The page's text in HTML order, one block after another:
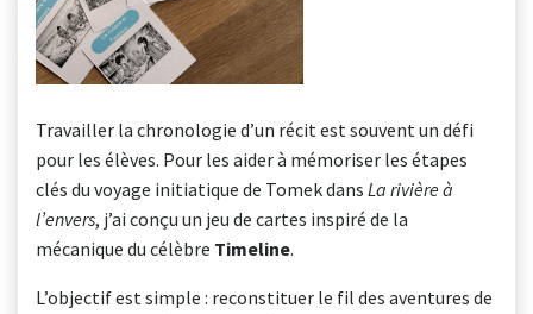
Travailler la chronologie d’un récit est souvent un défi
pour les élèves. Pour les aider à mémoriser les étapes
clés du voyage initiatique de Tomek dans La rivière à
l’envers, j’ai conçu un jeu de cartes inspiré de la
mécanique du célèbre Timeline.
L’objectif est simple : reconstituer le fil des aventures de